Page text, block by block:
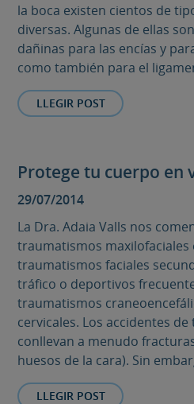
la boca existen cientos de
diversas. Algunas de ellas
dañinas para las encías y
como también para el
LLEGIR POST
Protege tu cuerpo en
29/07/2014
La Dra. Adaia Valls nos
traumatismos maxilofaciales
traumatismos faciales
tráfico o deportivos
traumatismos
cervicales. Los accidentes
conllevan a menudo
huesos de la cara). Sin
LLEGIR POST